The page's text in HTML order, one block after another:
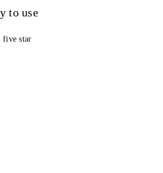
to use
five star